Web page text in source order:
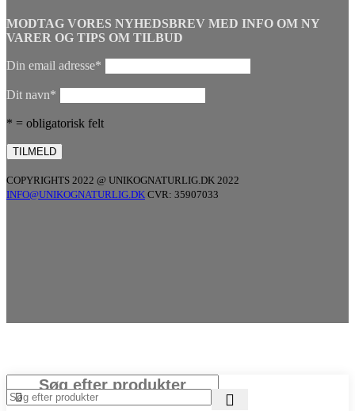
MODTAG VORES NYHEDSBREV MED INFO OM NY
VARER OG TIPS OM TILBUD
Din email adresse*
Dit navn*
* = obligatorisk felt
COPYRIGHTS 2022 @ UNIKOGNATURLIG.DK 2022
INFO@UNIKOGNATURLIG.DK CVR: 35907033